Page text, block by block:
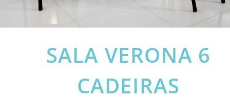
SALA VERONA 6
CADEIRAS